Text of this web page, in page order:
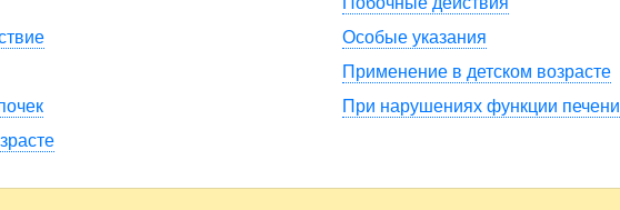
Особые указания
Применение в детском возрасте
При нарушениях функции печени